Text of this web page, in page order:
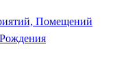
Помещений